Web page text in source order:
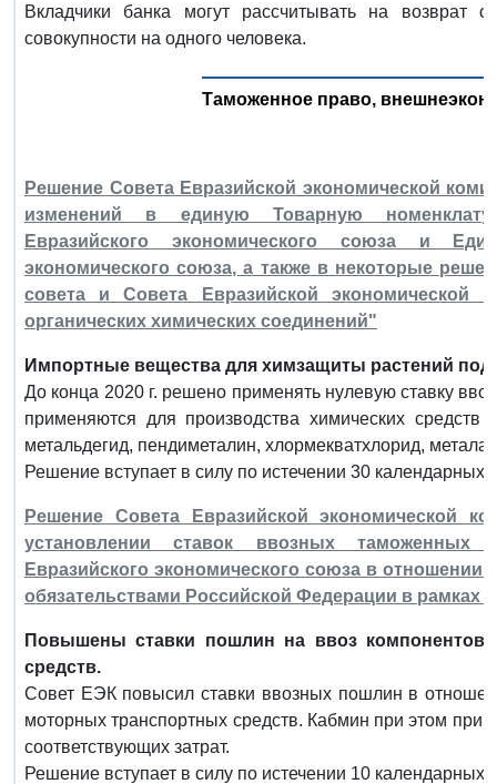
Вкладчики банка могут рассчитывать на
совокупности на одного человека.
Таможенное право,
Решение Совета Евразийской экономической
изменений в единую Товарную
Евразийского экономического союза и
экономического союза, а также в некоторые
совета и Совета Евразийской экономической
органических химических соединений"
Импортные вещества для химзащиты растений
До конца 2020 г. решено применять нулевую ставку
применяются для производства химических
метальдегид, пендиметалин, хлормекватхлорид,
Решение вступает в силу по истечении 30
Решение Совета Евразийской экономической
установлении ставок ввозных
Евразийского экономического союза в
обязательствами Российской Федерации в рамках
Повышены ставки пошлин на ввоз
средств.
Совет ЕЭК повысил ставки ввозных пошлин в
моторных транспортных средств. Кабмин при этом
соответствующих затрат.
Решение вступает в силу по истечении 10